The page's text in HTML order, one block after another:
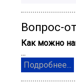
Вопрос-
Как можно
...
Подробнее...